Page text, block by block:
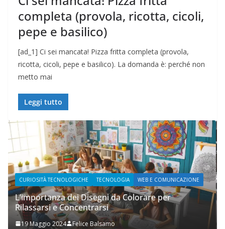
completa (provola, ricotta, cicoli,
pepe e basilico)
[ad_1] Ci sei mancata! Pizza fritta completa (provola,
ricotta, cicoli, pepe e basilico). La domanda è: perché non
metto mai
Leggi tutto
TECNOLOGIA WEB E COMUNICAZIONE
da Colorare per
Balsamo
WEB E COMUNICAZIONE
Prupix Studio Grafico
2 Novembre 2023